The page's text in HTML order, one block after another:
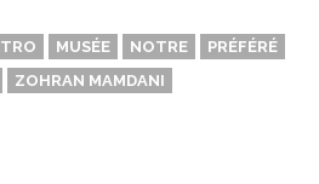
MUSÉE NOTRE
PRÉFÉRÉ
ZOHRAN MAMDANI